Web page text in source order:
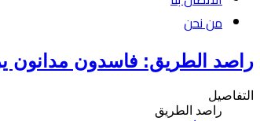
من نحن
راصد الطريق: فاسدون مدانون
التفاصيل
راصد الطريق